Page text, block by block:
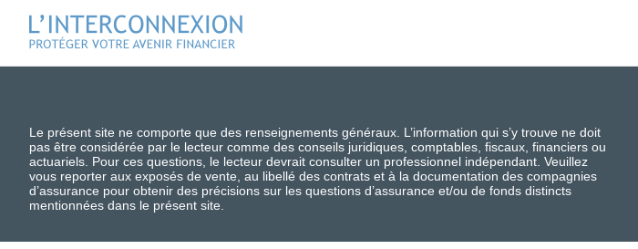
Le présent site ne comporte que des renseignements généraux. L’information qui s’y trouve ne doit
pas être considérée par le lecteur comme des conseils juridiques, comptables, fiscaux, financiers ou
actuariels. Pour ces questions, le lecteur devrait consulter un professionnel indépendant. Veuillez
vous reporter aux exposés de vente, au libellé des contrats et à la documentation des compagnies
d’assurance pour obtenir des précisions sur les questions d’assurance et/ou de fonds distincts
mentionnées dans le présent site.